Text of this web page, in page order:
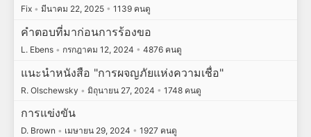
Fix • มีนาคม 22, 2025 • 1139 คนดู
คำตอบที่มาก่อนการร้องขอ
L. Ebens • กรกฎาคม 12, 2024 • 4876 คนดู
แนะนำหนังสือ "การผจญภัยแห่งความเชื่อ"
R. Olschewsky • มิถุนายน 27, 2024 • 1748 คนดู
การแข่งขัน
D. Brown • เมษายน 29, 2024 • 1927 คนดู